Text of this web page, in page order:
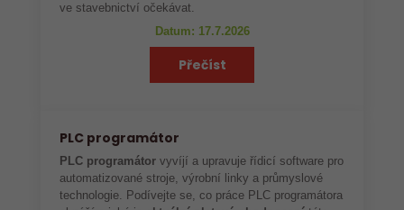
ve stavebnictví očekávat.
Datum: 17.7.2026
Přečíst
PLC programátor
PLC programátor vyvíjí a upravuje řídicí software pro
automatizované stroje, výrobní linky a průmyslové
technologie. Podívejte se, co práce PLC programátora